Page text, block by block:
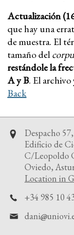
Actualización
que hay una
de muestra. El
tamaño del
restándole la
A y B. El archivo
Back
Despacho
Edificio de
C/Leopoldo
Oviedo,
Location in
+34 985 10
dani